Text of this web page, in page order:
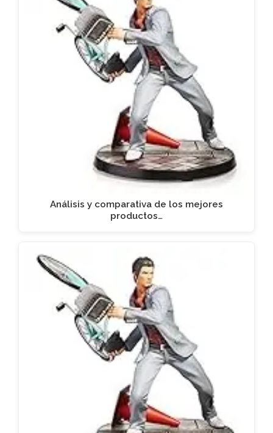
Análisis y comparativa de los mejores
productos…